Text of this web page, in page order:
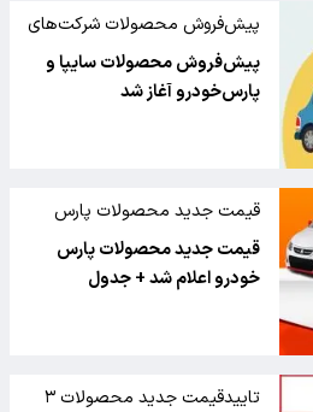
پیش‌فروش محصولات شرکت‌های
سایپا و پارس‌خودرو
پیش‌فروش محصولات سایپا و
پارس‌خودرو آغاز شد
قیمت جدید محصولات پارس
خودرو
قیمت جدید محصولات پارس
خودرو اعلام شد + جدول
تاییدقیمت جدید محصولات ۳